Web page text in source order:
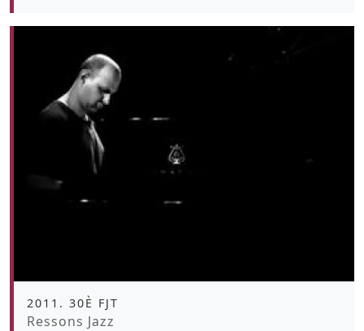
Àmbit
2011. 30È FJT
Promoció
Ressons Jazz